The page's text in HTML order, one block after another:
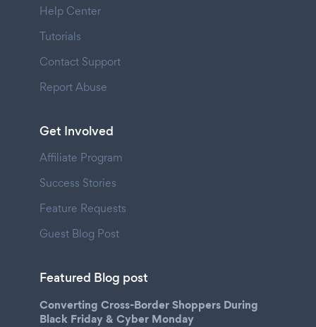
Help Center
Tutorials
Contact Support
Report Abuse
Get Involved
Affiliate Program
Success Stories
Feature Requests
Guest Blog Post
Featured Blog post
Converting Cross-Border Shoppers During
Black Friday & Cyber Monday